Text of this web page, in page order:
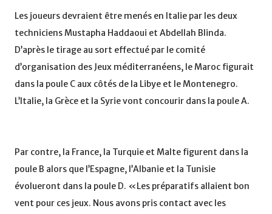
Les joueurs devraient être menés en Italie par les deux
techniciens Mustapha Haddaoui et Abdellah Blinda.
D’après le tirage au sort effectué par le comité
d’organisation des Jeux méditerranéens, le Maroc figurait
dans la poule C aux côtés de la Libye et le Montenegro.
L’Italie, la Grèce et la Syrie vont concourir dans la poule A.
Par contre, la France, la Turquie et Malte figurent dans la
poule B alors que l’Espagne, l’Albanie et la Tunisie
évolueront dans la poule D. «Les préparatifs allaient bon
vent pour ces jeux. Nous avons pris contact avec les